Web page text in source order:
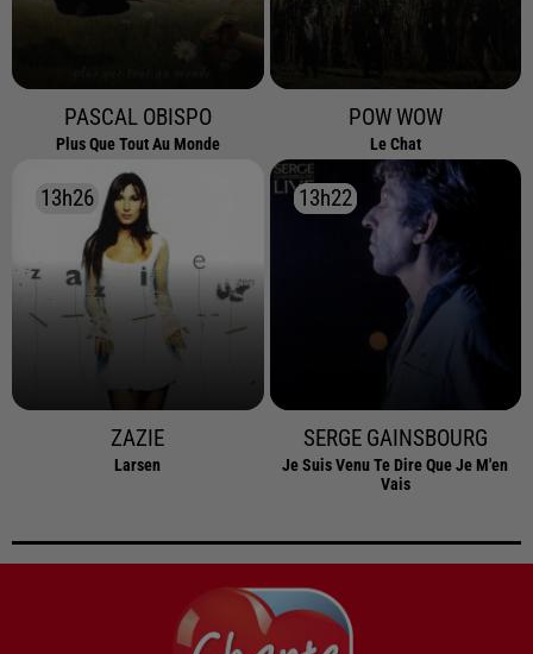
PASCAL OBISPO
Plus Que Tout Au Monde
POW WOW
Le Chat
13h26
13h26
ZAZIE
Larsen
13h22
13h22
SERGE GAINSBOURG
Je Suis Venu Te Dire Que Je M'en
Vais